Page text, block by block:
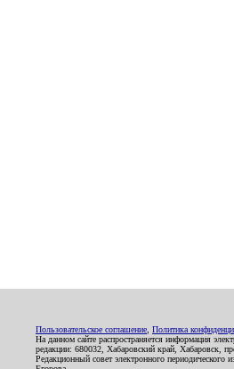
Пользовательское соглашение Политика
На данном сайте распространяется информация
редакции: 680032, Хабаровский край, Хабаровск,
Редакционный совет электронного